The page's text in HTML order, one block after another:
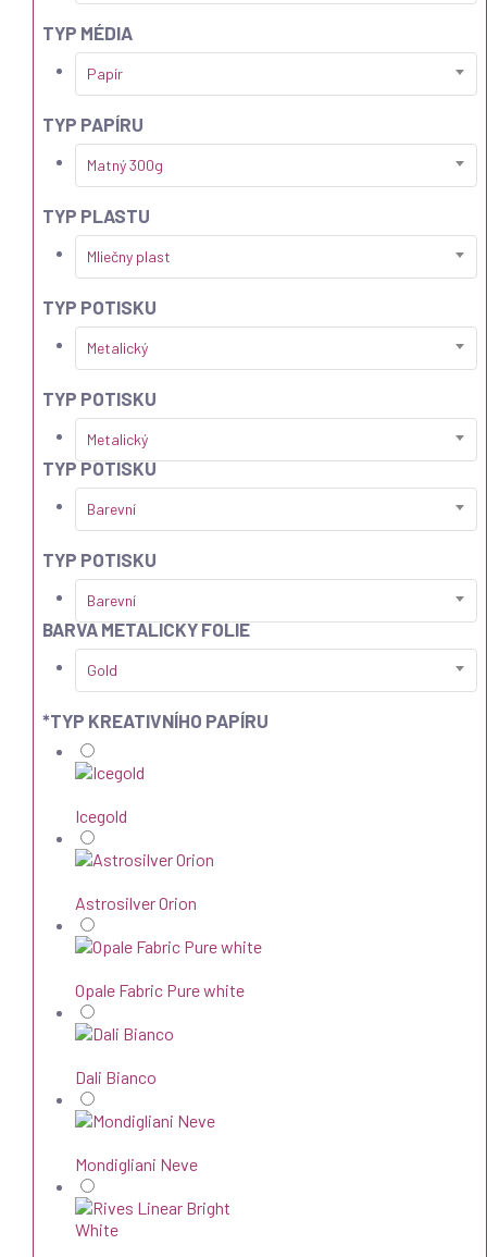
TYP MÉDIA
Papír
TYP PAPÍRU
Matný 300g
TYP PLASTU
Mliečny plast
TYP POTISKU
Metalický
TYP POTISKU
Metalický
TYP POTISKU
Barevní
TYP POTISKU
Barevní
BARVA METALICKÝ FOLIE
Gold
*TYP KREATIVNÍHO PAPÍRU
Icegold
Astrosilver Orion
Opale Fabric Pure white
Dali Bianco
Mondigliani Neve